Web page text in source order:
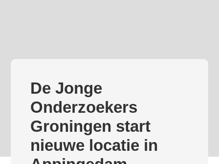
De Jonge
Onderzoekers
Groningen start
nieuwe locatie in